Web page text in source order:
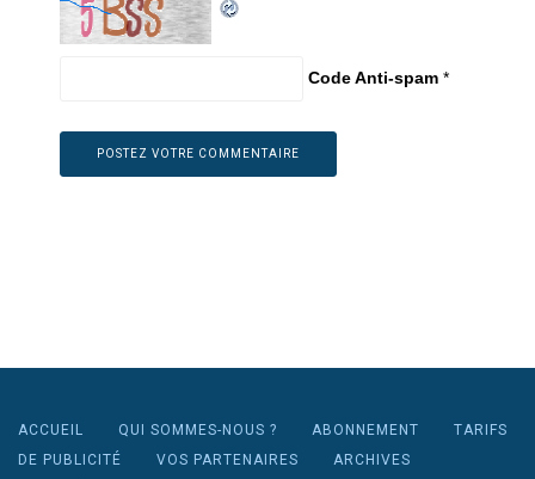
Code Anti-spam *
ACCUEIL QUI SOMMES-NOUS ? ABONNEMENT
TARIFS
DE PUBLICITÉ
VOS PARTENAIRES
ARCHIVES